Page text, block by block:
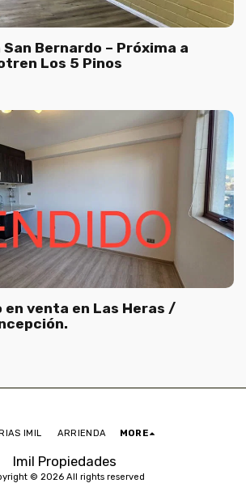
San Bernardo – Próxima a
Los 5 Pinos
venta en Las Heras /
Imil Propiedades
© 2026 All rights reserved
IMIL ARRIENDA MORE